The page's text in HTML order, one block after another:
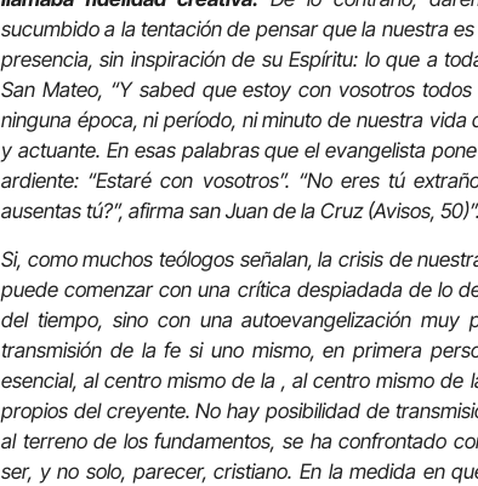
sucumbido a la tentación de pensar que la nuestra
presencia, sin inspiración de su Espíritu: lo que a
San Mateo, “Y sabed que estoy con vosotros
ninguna época, ni período, ni minuto de nuestra
y actuante. En esas palabras que el evangelista
ardiente: “Estaré con vosotros”. “No eres tú
ausentas tú?”, afirma san Juan de la Cruz (Avisos, 50)”.
Si, como muchos teólogos señalan, la crisis de
puede comenzar con una crítica despiadada de lo
del tiempo, sino con una autoevangelización
transmisión de la fe si uno mismo, en primera
esencial, al centro mismo de la , al centro mismo de
propios del creyente. No hay posibilidad de
al terreno de los fundamentos, se ha confrontado
ser, y no solo, parecer, cristiano. En la medida en